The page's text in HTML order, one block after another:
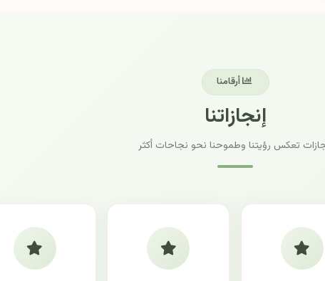
أرقامنا
إنجازاتنا
تعكس رؤيتنا وطموحنا نحو نجاحات أكثر